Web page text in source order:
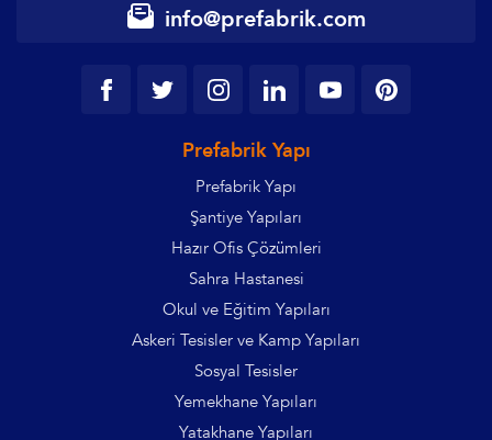
info@prefabrik.com
Prefabrik Yapı
Prefabrik Yapı
Şantiye Yapıları
Hazır Ofis Çözümleri
Sahra Hastanesi
Okul ve Eğitim Yapıları
Askeri Tesisler ve Kamp Yapıları
Sosyal Tesisler
Yemekhane Yapıları
Yatakhane Yapıları